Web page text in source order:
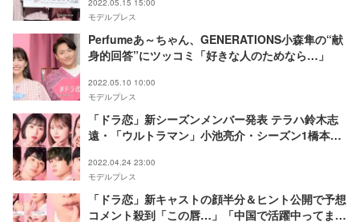
2022.05.15 15:00
モデルプレス
Perfumeあ～ちゃん、GENERATIONS小森隼の“献
身的回答”にツッコミ「好きな人のためなら…」
2022.05.10 10:00
モデルプレス
「ドラ恋」新シーズンメンバー発表 テラハ鈴木志
遠・「ウルトラマン」小池亮介・シーズン1橋本裕
メント＞
2022.04.24 23:00
モデルプレス
「ドラ恋」新キャストの顔半分＆ヒント公開で予想
コメント殺到「この唇…」「中国で活躍中ってまさ